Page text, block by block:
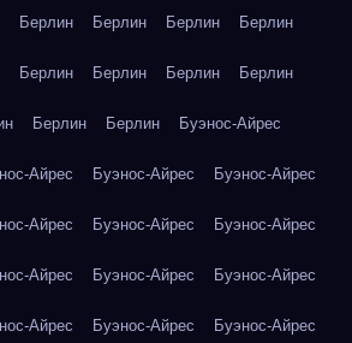
Берлин Берлин Берлин Берлин
Берлин Берлин Берлин Берлин
Берлин Берлин Буэнос-Айрес
Айрес Буэнос-Айрес Буэнос-Айрес
Айрес Буэнос-Айрес Буэнос-Айрес
Айрес Буэнос-Айрес Буэнос-Айрес
Айрес Буэнос-Айрес Буэнос-Айрес